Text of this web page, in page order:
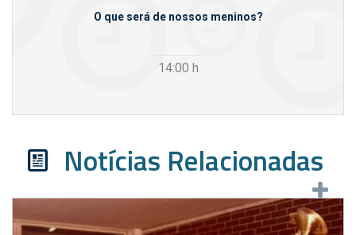
O que será de nossos meninos?
14:00 h
Notícias Relacionadas